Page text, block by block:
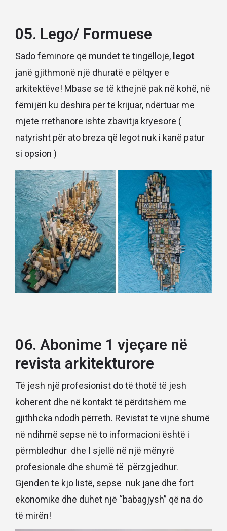
05. Lego/ Formuese
Sado fëminore që mundet të tingëllojë, legot
janë gjithmonë një dhuratë e pëlqyer e
arkitektëve! Mbase se të kthejnë pak në kohë, në
fëmijëri ku dëshira për të krijuar, ndërtuar me
mjete rrethanore ishte zbavitja kryesore (
natyrisht për ato breza që legot nuk i kanë patur
si opsion )
06. Abonime 1 vjeçare në
revista arkitekturore
Të jesh një profesionist do të thotë të jesh
koherent dhe në kontakt të përditshëm me
gjithhcka ndodh përreth. Revistat të vijnë shumë
në ndihmë sepse në to informacioni është i
përmbledhur dhe I sjellë në një mënyrë
profesionale dhe shumë të përzgjedhur.
Gjenden te kjo listë, sepse nuk jane dhe fort
ekonomike dhe duhet një “babagjysh” që na do
të mirën!